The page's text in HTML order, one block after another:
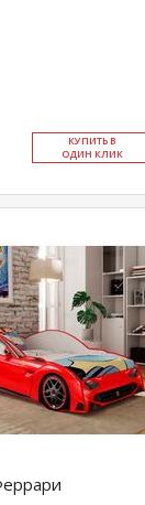
КУ­ПИТЬ В
ОДИН КЛИК